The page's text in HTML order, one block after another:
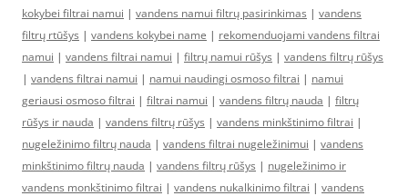
kokybei filtrai namui | vandens namui filtrų pasirinkimas | vandens
filtrų rtūšys | vandens kokybei name | rekomenduojami vandens filtrai
namui | vandens filtrai namui | filtrų namui rūšys | vandens filtrų rūšys
| vandens filtrai namui | namui naudingi osmoso filtrai | namui
geriausi osmoso filtrai | filtrai namui | vandens filtrų nauda | filtrų
rūšys ir nauda | vandens filtrų rūšys | vandens minkštinimo filtrai |
nugeležinimo filtrų nauda | vandens filtrai nugeležinimui | vandens
minkštinimo filtrų nauda | vandens filtrų rūšys | nugeležinimo ir
vandens monkštinimo filtrai | vandens nukalkinimo filtrai | vandens